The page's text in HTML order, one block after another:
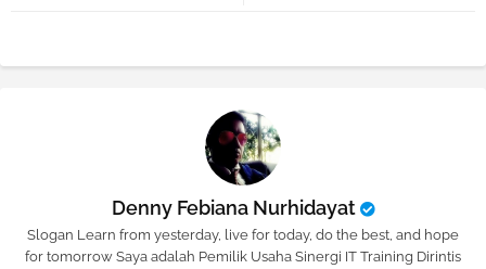
pp
Denny Febiana Nurhidayat
Slogan Learn from yesterday, live for today, do the best, and hope
for tomorrow Saya adalah Pemilik Usaha Sinergi IT Training Dirintis